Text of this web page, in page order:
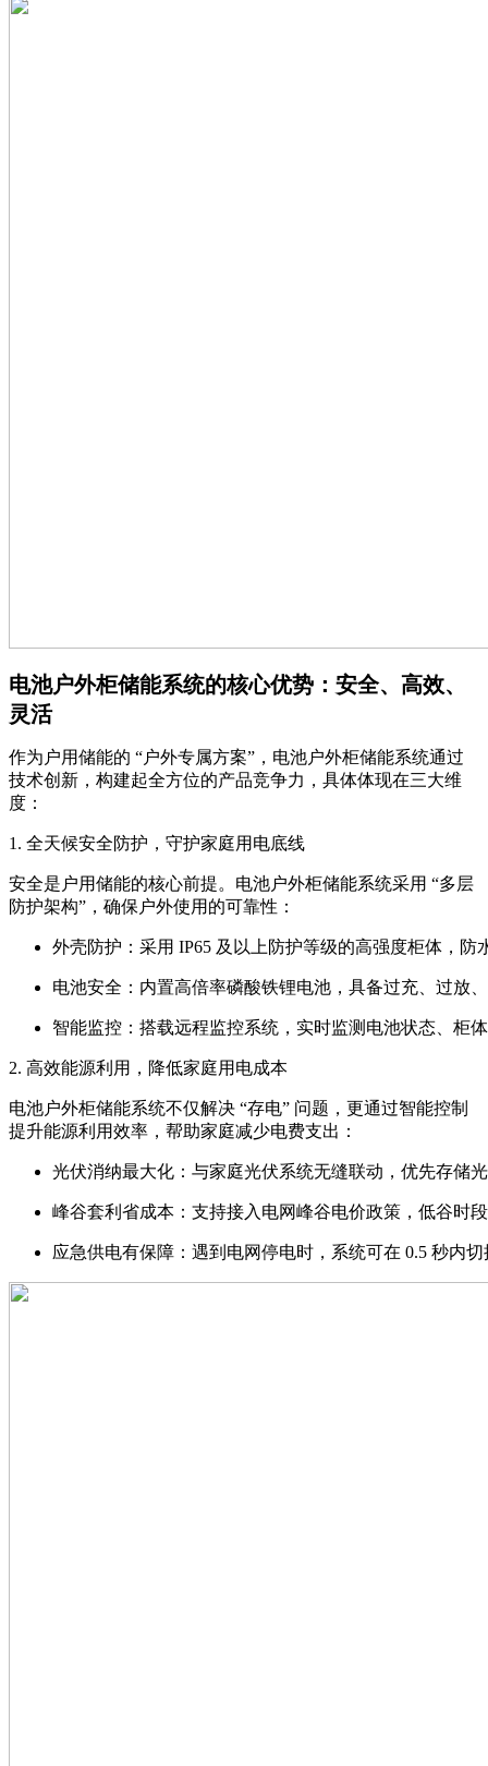
电池户外柜储能系统的核心优势：安全、高效、
灵活
作为户用储能的 “户外专属方案”，电池户外柜储能系统通过
技术创新，构建起全方位的产品竞争力，具体体现在三大维
度：
1. 全天候安全防护，守护家庭用电底线
安全是户用储能的核心前提。电池户外柜储能系统采用 “多层
防护架构”，确保户外使用的可靠性：
外壳防护：采用 IP65 及以上防护等级的高强度柜体，
电池安全：内置高倍率磷酸铁锂电池，具备过充、过放
智能监控：搭载远程监控系统，实时监测电池状态、柜
2. 高效能源利用，降低家庭用电成本
电池户外柜储能系统不仅解决 “存电” 问题，更通过智能控制
提升能源利用效率，帮助家庭减少电费支出：
光伏消纳最大化：与家庭光伏系统无缝联动，优先存储
峰谷套利省成本：支持接入电网峰谷电价政策，低谷时
应急供电有保障：遇到电网停电时，系统可在 0.5 秒内